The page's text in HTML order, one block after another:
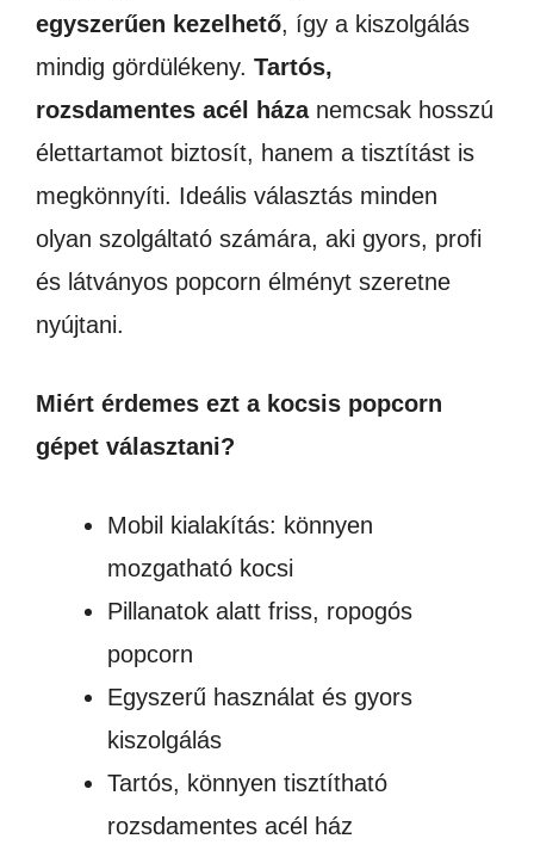
egyszerűen kezelhető, így a kiszolgálás
mindig gördülékeny. Tartós,
rozsdamentes acél házanemcsak hosszú
élettartamot biztosít, hanem a tisztítást is
megkönnyíti. Ideális választás minden
olyan szolgáltató számára, aki gyors, profi
és látványos popcorn élményt szeretne
nyújtani.
Miért érdemes ezt a kocsis popcorn
gépet választani?
Mobil kialakítás: könnyen
mozgatható kocsi
Pillanatok alatt friss, ropogós
popcorn
Egyszerű használat és gyors
kiszolgálás
Tartós, könnyen tisztítható
rozsdamentes acél ház